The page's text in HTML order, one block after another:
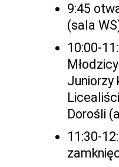
9:45
(sala
10:00-
Juniorzy
Dorośli
11:30-